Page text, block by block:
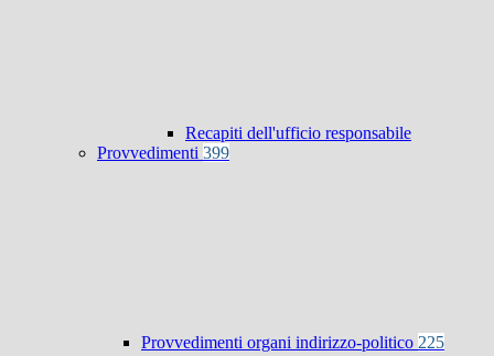
Recapiti dell'ufficio responsabile
Provvedimenti 399
Provvedimenti organi indirizzo-politico 225